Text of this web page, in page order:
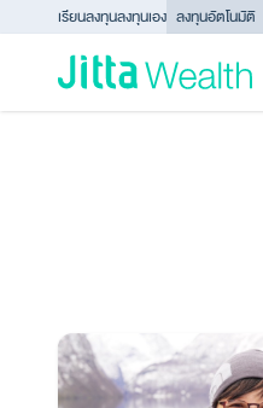
Skip to content - ข้ามไปที่เนื้อหา
เรียนลงทุนลงทุนเอง ลงทุนอัตโนมัติ